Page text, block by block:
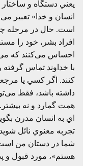
يعني دستگاه و
انسان و خدا» تعبير
افراد بشر، خود را
احساس می‌کنند که
با خداوند تماس
کنند. اگر کسي يا
داشته باشد، فقط
همت گمارد و نه
اي به انسان مدرن
تجربه معنوي نائل
شما در دستان من
هستم»، مورد قبول و